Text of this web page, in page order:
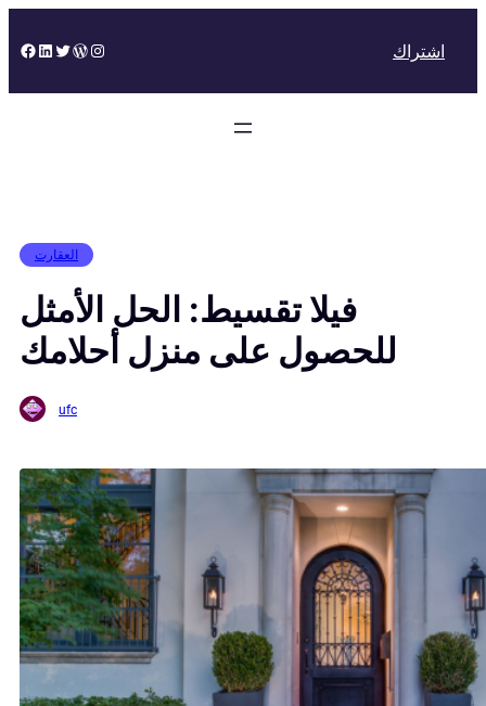
to
Facebook
LinkedIn
Twitter
WordPress
Instagram اشتراك
العقارت
فيلا تقسيط: الحل الأمثل
للحصول على منزل أحلامك
ufc